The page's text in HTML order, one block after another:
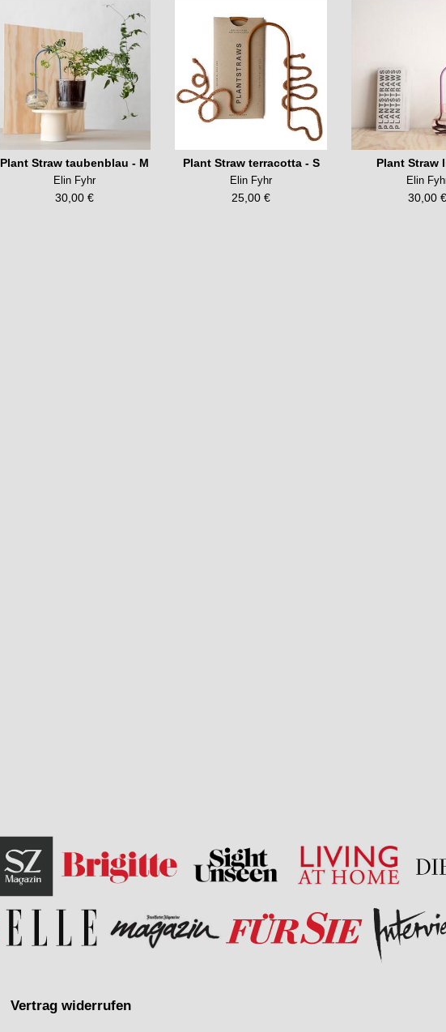
Plant Straw taubenblau - M
Elin Fyhr
30,00 €
Plant Straw terracotta - S
Elin Fyhr
25,00 €
Plant Straw
Elin
30,00 €
Vertrag widerrufen